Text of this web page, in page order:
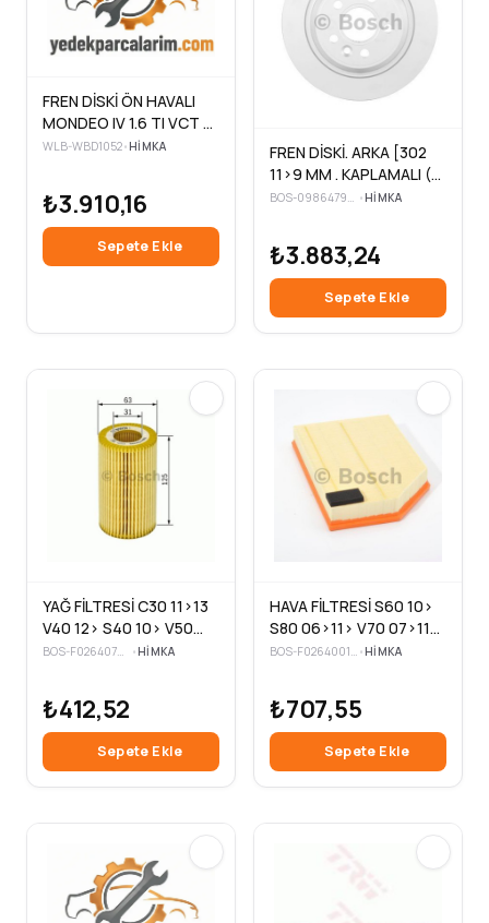
FREN DİSKİ ÖN HAVALI
MONDEO IV 1.6 TI VCT 5
BIJON 300×28X63.5X52
WLB-WBD1052•HIMKA
₺3.910,16
Sepete Ekle
FREN DİSKİ. ARKA [302
11>9 MM . KAPLAMALI (2
Adet )
BOS-0986479397 •HIMKA
₺3.883,24
Sepete Ekle
YAĞ FİLTRESİ C30 11>13
V40 12> S40 10> V50
10> S60 10> V60 10>
BOS-F026407097 •HIMKA
₺412,52
Sepete Ekle
HAVA FİLTRESİ S60 10>
S80 06>11> V70 07>11>
XC60 08> XC70 07>11>
BOS-F026400181 •HIMKA
₺707,55
Sepete Ekle